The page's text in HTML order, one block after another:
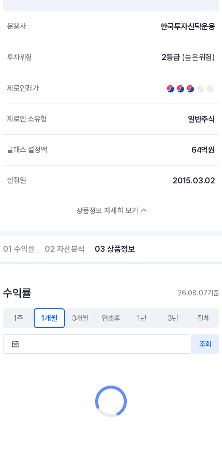
운용사 한국투자신탁운용
투자위험 2등급 (높은위험)
제로인평가
제로인 소유형 일반주식
클래스 설정액 64억원
설정일 2015.03.02
상품정보 자세히 보기
01 수익률 02 자산분석 03 상품정보
수익률 26.08.07기준
1주 1개월 3개월 연초후 1년 3년 전체
조회
연금 펀드 검색
투자 라이브러리
ETF 처음투자
내맘대로 만들기
DIY 포트 관리
고객라운지
이벤트
공지사항
FAQ